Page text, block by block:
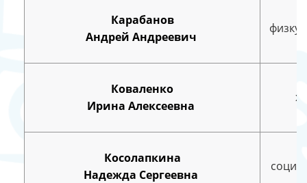
Карабанов
Андрей Андреевич
Коваленко
Ирина Алексеевна
Косолапкина
Надежда Сергеевна